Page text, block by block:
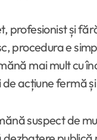
profesionist și
procedura e
mai mult cu
acțiune fermă
suspect de